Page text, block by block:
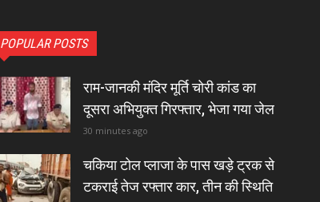
POPULAR POSTS
राम-जानकी मंदिर मूर्ति चोरी कांड का
दूसरा अभियुक्त गिरफ्तार, भेजा गया जेल
30 minutes ago
चकिया टोल प्लाजा के पास खड़े ट्रक से
टकराई तेज रफ्तार कार, तीन की स्थिति